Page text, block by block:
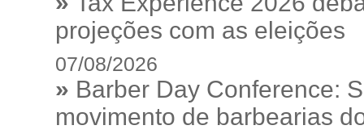
projeções com as eleições
07/08/2026
» Barber Day Conference:
movimento de barbearias